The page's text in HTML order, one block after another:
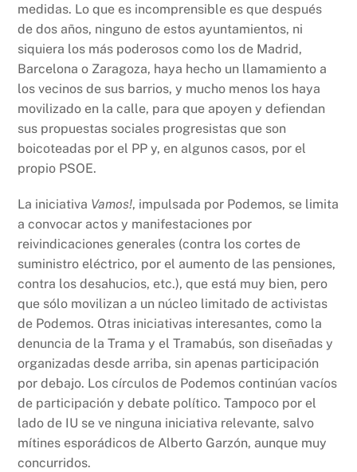
medidas. Lo que es incomprensible es que después
de dos años, ninguno de estos ayuntamientos, ni
siquiera los más poderosos como los de Madrid,
Barcelona o Zaragoza, haya hecho un llamamiento a
los vecinos de sus barrios, y mucho menos los haya
movilizado en la calle, para que apoyen y defiendan
sus propuestas sociales progresistas que son
boicoteadas por el PP y, en algunos casos, por el
propio PSOE.
La iniciativa Vamos!, impulsada por Podemos, se limita
a convocar actos y manifestaciones por
reivindicaciones generales (contra los cortes de
suministro eléctrico, por el aumento de las pensiones,
contra los desahucios, etc.), que está muy bien, pero
que sólo movilizan a un núcleo limitado de activistas
de Podemos. Otras iniciativas interesantes, como la
denuncia de la Trama y el Tramabús, son diseñadas y
organizadas desde arriba, sin apenas participación
por debajo. Los círculos de Podemos continúan vacíos
de participación y debate político. Tampoco por el
lado de IU se ve ninguna iniciativa relevante, salvo
mítines esporádicos de Alberto Garzón, aunque muy
concurridos.